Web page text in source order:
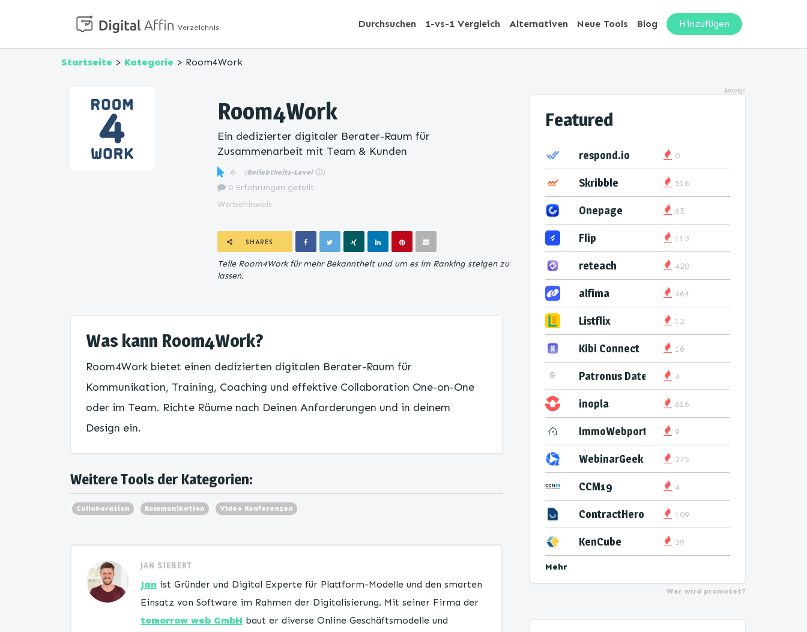
Verzeichnis Durchsuchen 1-vs-1 Vergleich Alternativen Neue Tools Blog Hinzufügen
Startseite > Kategorie > Room4Work
Room4Work
Ein dedizierter digitaler Berater-Raum für
Zusammenarbeit mit Team & Kunden
6 (Beliebtheits-Level ⓘ)
0 Erfahrungen geteilt
Werbehinweis
SHARES
Teile Room4Work für mehr Bekanntheit und um es im Ranking steigen zu
lassen.
Was kann Room4Work?
Room4Work bietet einen dedizierten digitalen Berater-Raum für
Kommunikation, Training, Coaching und effektive Collaboration One-on-One
oder im Team. Richte Räume nach Deinen Anforderungen und in deinem
Design ein.
Weitere Tools der Kategorien:
Collaboration Kommunikation Video Konferenzen
JAN SIEBERT
Jan ist Gründer und Digital Experte für Plattform-Modelle und den smarten
Einsatz von Software im Rahmen der Digitalisierung. Mit seiner Firma der
tomorrow web GmbH baut er diverse Online Geschäftsmodelle und
Anzeige
Featured
respond.io 0
Skribble 516
Onepage 65
Flip 113
reteach 420
alfima 464
Listflix 12
Kibi Connect 16
Patronus Datenservice
4
inopla 616
ImmoWebport 9
WebinarGeek 275
CCM19 4
ContractHero 109
KenCube 39
Mehr
Wer wird promotet?